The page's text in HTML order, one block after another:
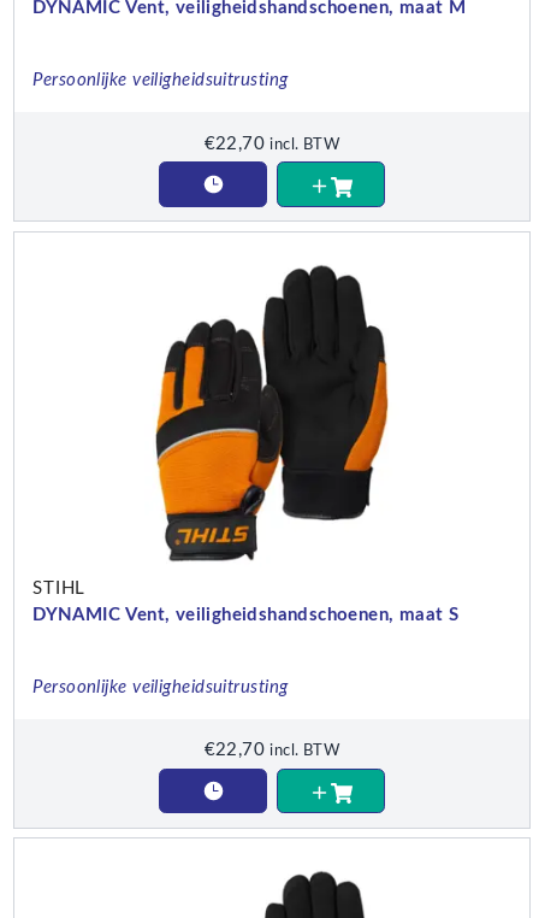
DYNAMIC Vent, veiligheidshandschoenen, maat M
Persoonlijke veiligheidsuitrusting
€22,70 incl. BTW
STIHL
DYNAMIC Vent, veiligheidshandschoenen, maat S
Persoonlijke veiligheidsuitrusting
€22,70 incl. BTW